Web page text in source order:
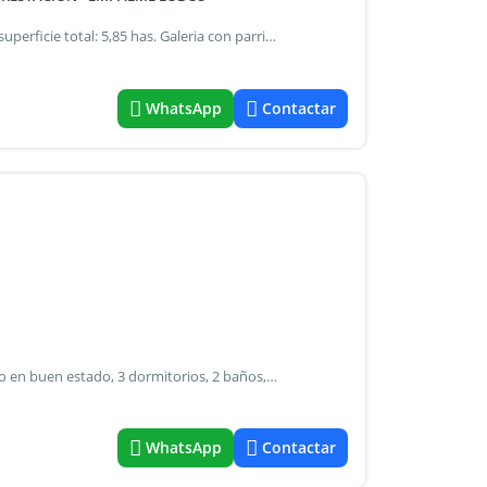
Venta chacra - empalme lobos ubicación: empalme lobos superficie total: 5,85 has. Galeria con parrilla casa de caseros excelente acceso desde ruta 41 a 10 minutos del centro de lobos forestación: palmeras – acacio blanco – paraisos – frutales actualmente sembrado, totalmente agricola casa principal superficie cubierta: 120 m2. Superficie semi cubierta 42 m2. 4 dormitorios living comedor cocina lavadero 1 baño completo posibilidad de guardado 4 autos servicios: luz – gas envasado – asfalto a 700 mts.
WhatsApp Contactar
Casa de campo para fin de semana! Casa principal de estilo en buen estado, 3 dormitorios, 2 baños, importante living, cocina, comedor diario, totalmente reciclado. Casa de huéspedes, casa para el personal. Importante quincho preparado para recepción, pileta de natación. 10has de vegetación añeja. Campo de aptitud agrícola con un amplio casco . Jorge dorado cmcpsi mat 5716 contáctenos para programar una visita o para obtener más información sobre esta propiedad. Comunicarse al 54
WhatsApp Contactar